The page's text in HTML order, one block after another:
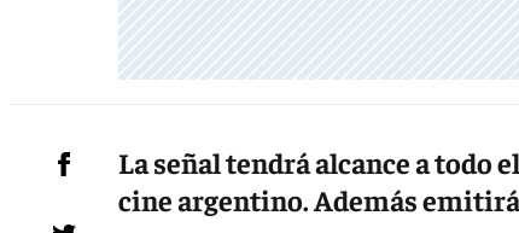
La señal tendrá alcance a todo
cine argentino. Además